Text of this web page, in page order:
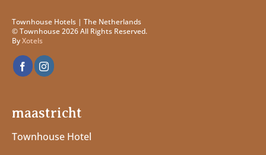
Townhouse Hotels | The Netherlands
© Townhouse 2026 All Rights Reserved.
ByXotels
maastricht
Townhouse Hotel